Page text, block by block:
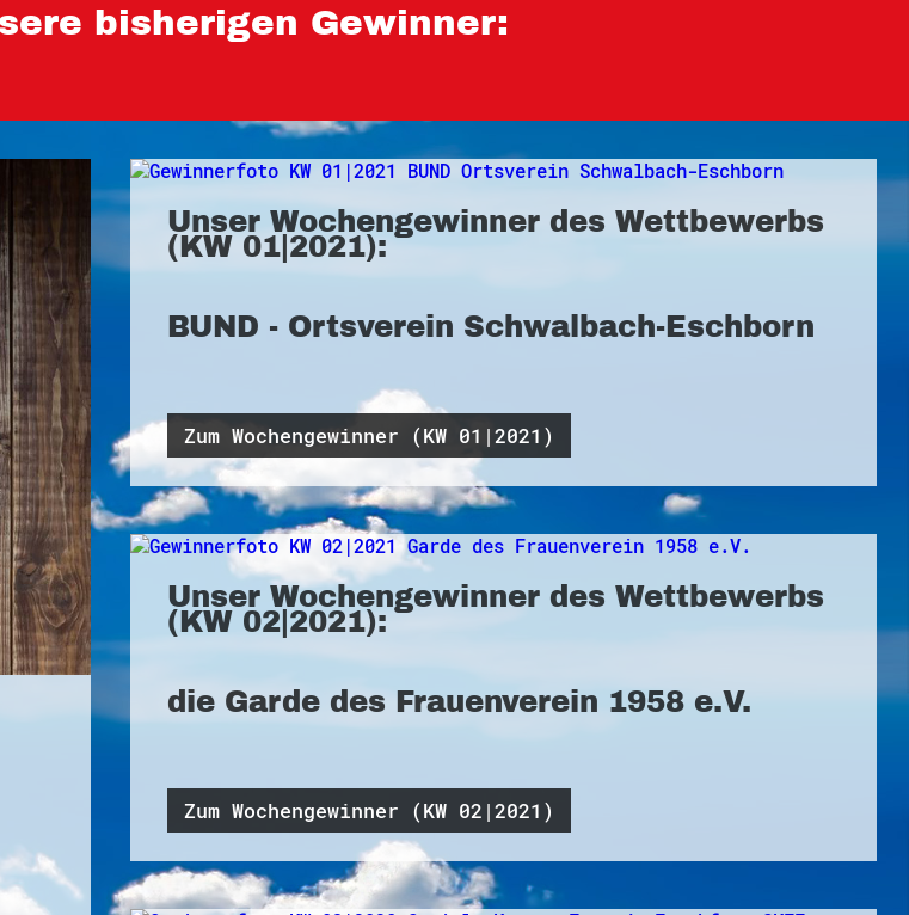
bisherigen Gewinner:
Unser Wochengewinner des Wettbewerbs
(KW 01|2021):
BUND - Ortsverein Schwalbach-Eschborn
Zum Wochengewinner (KW 01|2021)
Unser Wochengewinner des Wettbewerbs
(KW 02|2021):
die Garde des Frauenverein 1958 e.V.
Zum Wochengewinner (KW 02|2021)